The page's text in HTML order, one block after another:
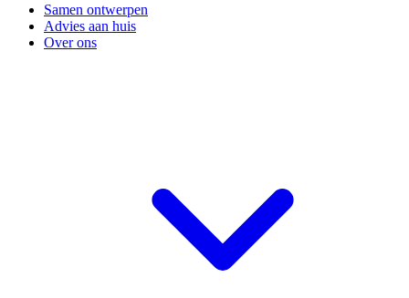
Samen ontwerpen
Advies aan huis
Over ons